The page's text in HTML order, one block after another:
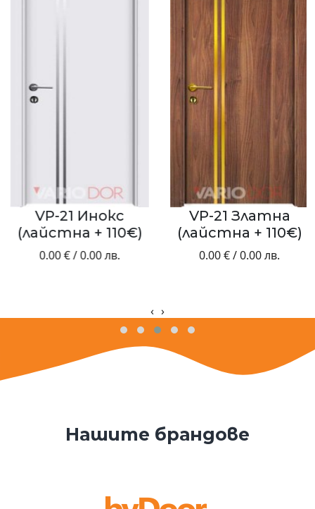
VP-21 Инокс
(лайстна + 110€)
0.00 € / 0.00 лв.
VP-21 Златна
(лайстна + 110€)
0.00 € / 0.00 лв.
‹ ›
Нашите брандове